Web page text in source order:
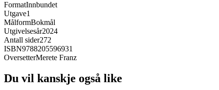
FormatInnbundet
Utgave1
MålformBokmål
Utgivelsesår2024
Antall sider272
ISBN9788205596931
OversetterMerete Franz
Du vil kanskje også like